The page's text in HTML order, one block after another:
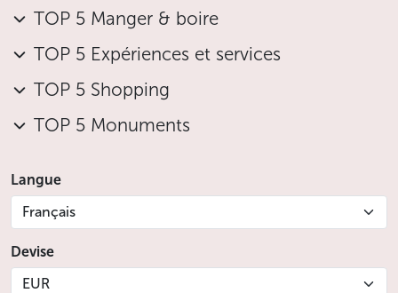
TOP 5 Manger & boire
TOP 5 Expériences et services
TOP 5 Shopping
TOP 5 Monuments
Langue
Français
Devise
EUR